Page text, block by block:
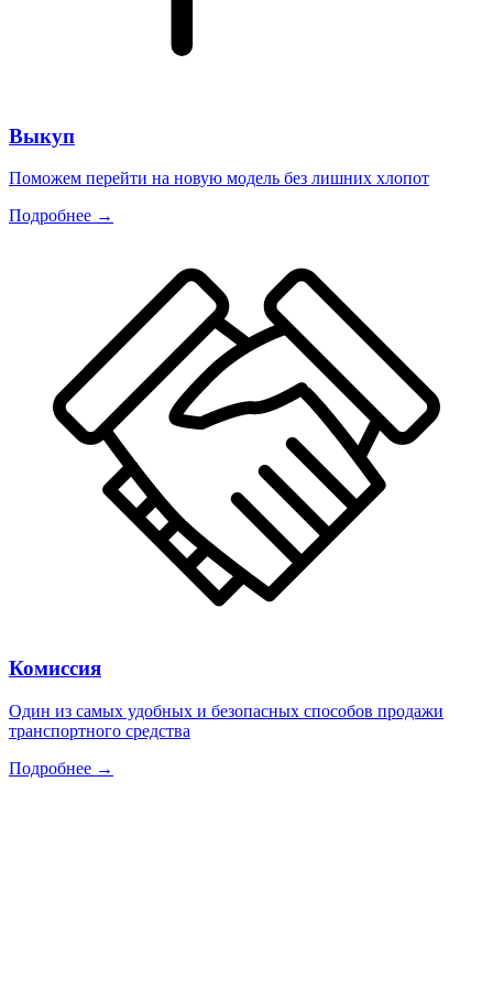
Выкуп
Поможем перейти на новую модель без лишних хлопот
Подробнее →
Комиссия
Один из самых удобных и безопасных способов продажи
транспортного средства
Подробнее →